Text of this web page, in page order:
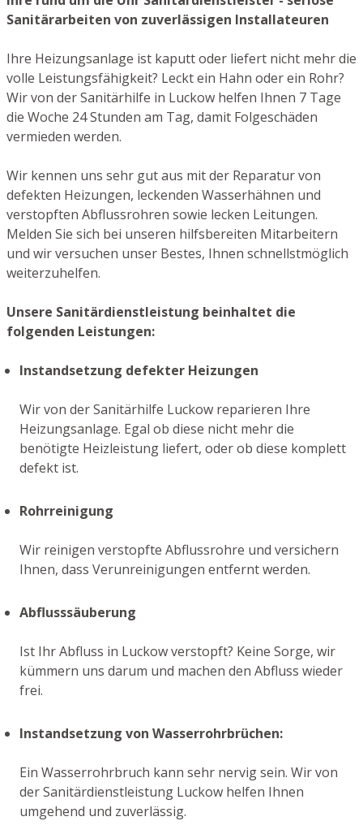
Sanitärarbeiten von zuverlässigen Installateuren
Ihre Heizungsanlage ist kaputt oder liefert nicht mehr die
volle Leistungsfähigkeit? Leckt ein Hahn oder ein Rohr?
Wir von der Sanitärhilfe in Luckow helfen Ihnen 7 Tage
die Woche 24 Stunden am Tag, damit Folgeschäden
vermieden werden.
Wir kennen uns sehr gut aus mit der Reparatur von
defekten Heizungen, leckenden Wasserhähnen und
verstopften Abflussrohren sowie lecken Leitungen.
Melden Sie sich bei unseren hilfsbereiten Mitarbeitern
und wir versuchen unser Bestes, Ihnen schnellstmöglich
weiterzuhelfen.
Unsere Sanitärdienstleistung beinhaltet die
folgenden Leistungen:
Instandsetzung defekter Heizungen
Wir von der Sanitärhilfe Luckow reparieren Ihre
Heizungsanlage. Egal ob diese nicht mehr die
benötigte Heizleistung liefert, oder ob diese komplett
defekt ist.
Rohrreinigung
Wir reinigen verstopfte Abflussrohre und versichern
Ihnen, dass Verunreinigungen entfernt werden.
Abflusssäuberung
Ist Ihr Abfluss in Luckow verstopft? Keine Sorge, wir
kümmern uns darum und machen den Abfluss wieder
frei.
Instandsetzung von Wasserrohrbrüchen:
Ein Wasserrohrbruch kann sehr nervig sein. Wir von
der Sanitärdienstleistung Luckow helfen Ihnen
umgehend und zuverlässig.